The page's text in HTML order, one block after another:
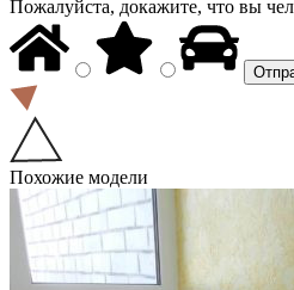
Пожалуйста, докажите, что вы
Похожие модели